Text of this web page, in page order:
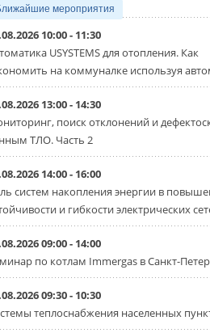
«Датарк» испытал
ЦОД с плотностью 54
стойку
Испытания прошли на
производственной площадке
3 АВГУСТА 2026
Samsung выпускает
систему DVM на R32
Линейка включает семь
производительностью от
Суммарная длина
«СиСофт
итоги конкурса
проектов «ТИМ-
Новый сезон конкурса
стартует уже в сентябре
3 АВГУСТА 2026
«Русклимат» укрепляет
партнёрство за Уралом
Президент Омского
мероприятия
10:00 - 11:30
USYSTEMS для отопления. Как
на коммуналке используя
13:00 - 14:30
поиск отклонений и
ТЛО. Часть 2
14:00 - 16:00
систем накопления энергии в
и гибкости электрических
09:00 - 14:00
по котлам Immergas в Санкт-
09:30 - 10:30
теплоснабжения населенных